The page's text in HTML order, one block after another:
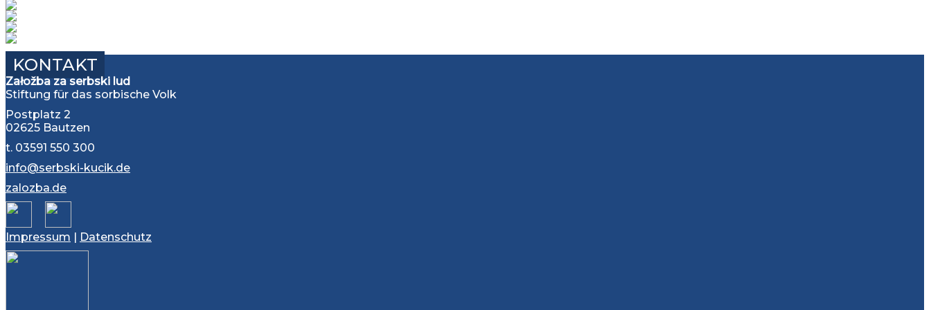
KONTAKT
Załožba za serbski lud
Stiftung für das sorbische Volk
Postplatz 2
02625 Bautzen
t. 03591 550 300
info@serbski-kucik.de
zalozba.de
Impressum | Datenschutz